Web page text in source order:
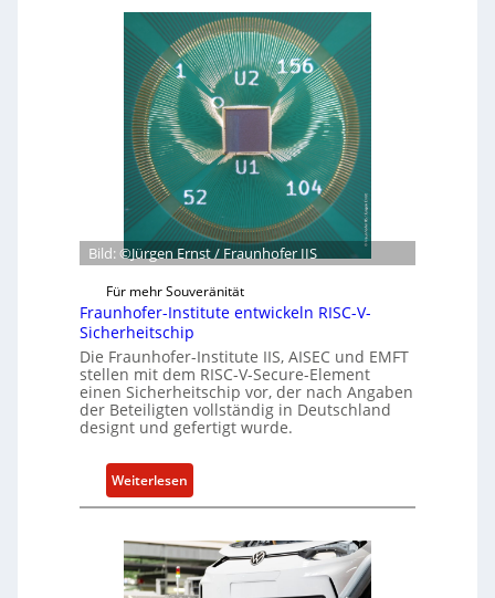
n
t
e
r
h
m
e
n
b
o
t
u
m
C
y
b
e
R
e
s
i
l
i
n
e
c
t
a
g
r
n
d
e
t
G
e
c
h
ä
f
t
s
e
i
h
i
t
Bild: ©Jürgen Ernst / Fraunhofer IIS
Für mehr Souveränität
Fraunhofer-Institute entwickeln RISC-V-
Sicherheitschip
Die Fraunhofer-Institute IIS, AISEC und EMFT
stellen mit dem RISC-V-Secure-Element
einen Sicherheitschip vor, der nach Angaben
der Beteiligten vollständig in Deutschland
designt und gefertigt wurde.
Weiterlesen
F
a
u